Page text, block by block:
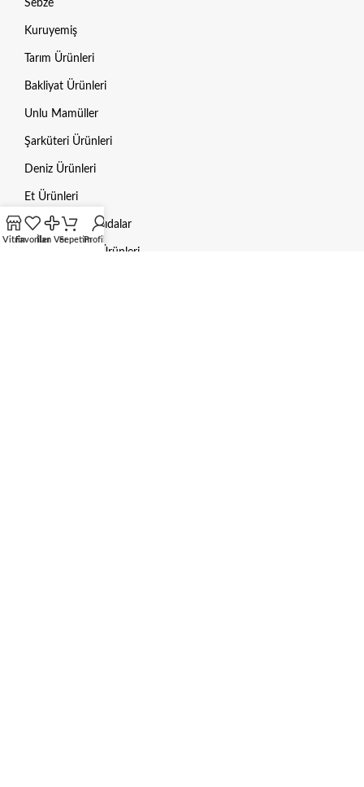
Sebze
Kuruyemiş
Tarım Ürünleri
Bakliyat Ürünleri
Unlu Mamüller
Şarküteri Ürünleri
Deniz Ürünleri
Et Ürünleri
Dondurulmuş Gıdalar
Hayvan Bakım Ürünleri
VitrinFavorilerİlan VerSepetimProfilim